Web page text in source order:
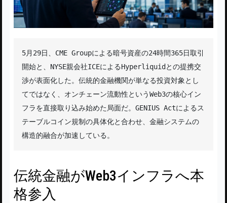
5月29日、CME Groupによる暗号資産の24時間365日取引
開始と、NYSE親会社ICEによるHyperliquidとの提携交
渉が表面化した。伝統的金融機関が単なる投資対象とし
てではなく、オンチェーン流動性というWeb3の核心イン
フラを直接取り込み始めた局面だ。GENIUS Actによるス
テーブルコイン規制の具体化と合わせ、金融システムの
構造的融合が加速している。
伝統金融がWeb3インフラへ本
格参入